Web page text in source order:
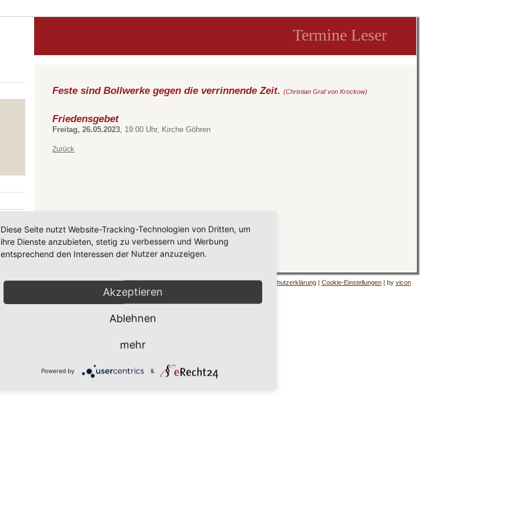
Termine Leser
Feste sind Bollwerke gegen die verrinnende Zeit.(Christian Graf von Krockow)
Friedensgebet
Freitag, 26.05.2023, 19:00 Uhr, Kirche Göhren
Zurück
Mönchgut 2026 |Impressum|Datenschutzerklärung| Cookie-Einstellungen| by vicon
Diese Seite nutzt Website-Tracking-Technologien von Dritten, um
ihre Dienste anzubieten, stetig zu verbessern und Werbung
entsprechend den Interessen der Nutzer anzuzeigen.
Akzeptieren
Ablehnen
mehr
Powered by &